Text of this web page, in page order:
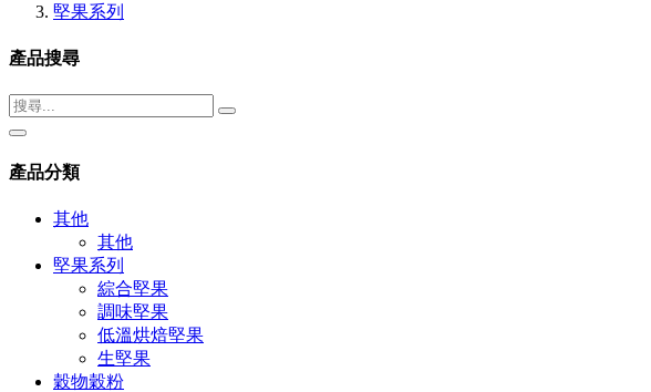
堅果系列
產品搜尋
產品分類
其他
其他
堅果系列
綜合堅果
調味堅果
低溫烘焙堅果
生堅果
穀物穀粉